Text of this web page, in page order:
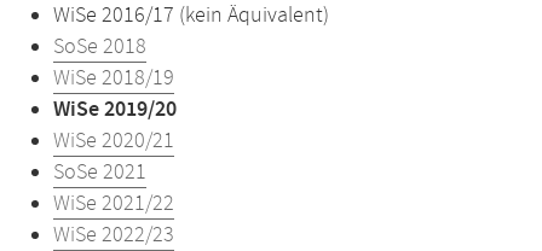
WiSe 2016/17 (kein Äquivalent)
SoSe 2018
WiSe 2018/19
WiSe 2019/20
WiSe 2020/21
SoSe 2021
WiSe 2021/22
WiSe 2022/23